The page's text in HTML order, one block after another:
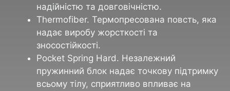
надійністю та довговічністю.
Thermofiber. Термопресована повсть, яка
надає виробу жорсткості та
зносостійкості.
Pocket Spring Hard. Незалежний
пружинний блок надає точкову підтримку
всьому тілу, сприятливо впливає на